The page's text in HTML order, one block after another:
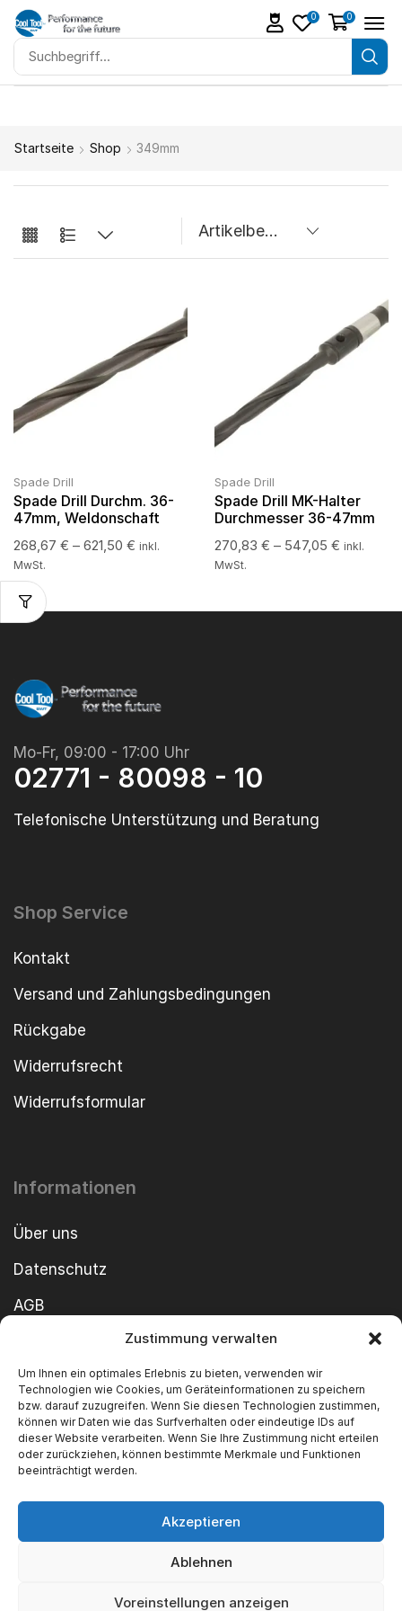
Zustimmung verwalten
Um Ihnen ein optimales Erlebnis zu bieten, verwenden wir
Technologien wie Cookies, um Geräteinformationen zu speichern
bzw. darauf zuzugreifen. Wenn Sie diesen Technologien zustimmen,
können wir Daten wie das Surfverhalten oder eindeutige IDs auf
dieser Website verarbeiten. Wenn Sie Ihre Zustimmung nicht erteilen
oder zurückziehen, können bestimmte Merkmale und Funktionen
beeinträchtigt werden.
Akzeptieren
Ablehnen
Voreinstellungen anzeigen
0 0
Startseite Shop 349mm
Spade Drill
Spade Drill Durchm. 36-
47mm, Weldonschaft
268,67 € – 621,50 € inkl.
MwSt.
Spade Drill
Spade Drill MK-Halter
Durchmesser 36-47mm
270,83 € – 547,05 € inkl.
MwSt.
Mo-Fr, 09:00 - 17:00 Uhr
02771 - 80098 - 10
Telefonische Unterstützung und Beratung
Shop Service
Kontakt
Versand und Zahlungsbedingungen
Rückgabe
Widerrufsrecht
Widerrufsformular
Informationen
Über uns
Datenschutz
AGB
Cookie-Richtlinie
Impressum
Copyright ©2026 SWT GmbH Built by